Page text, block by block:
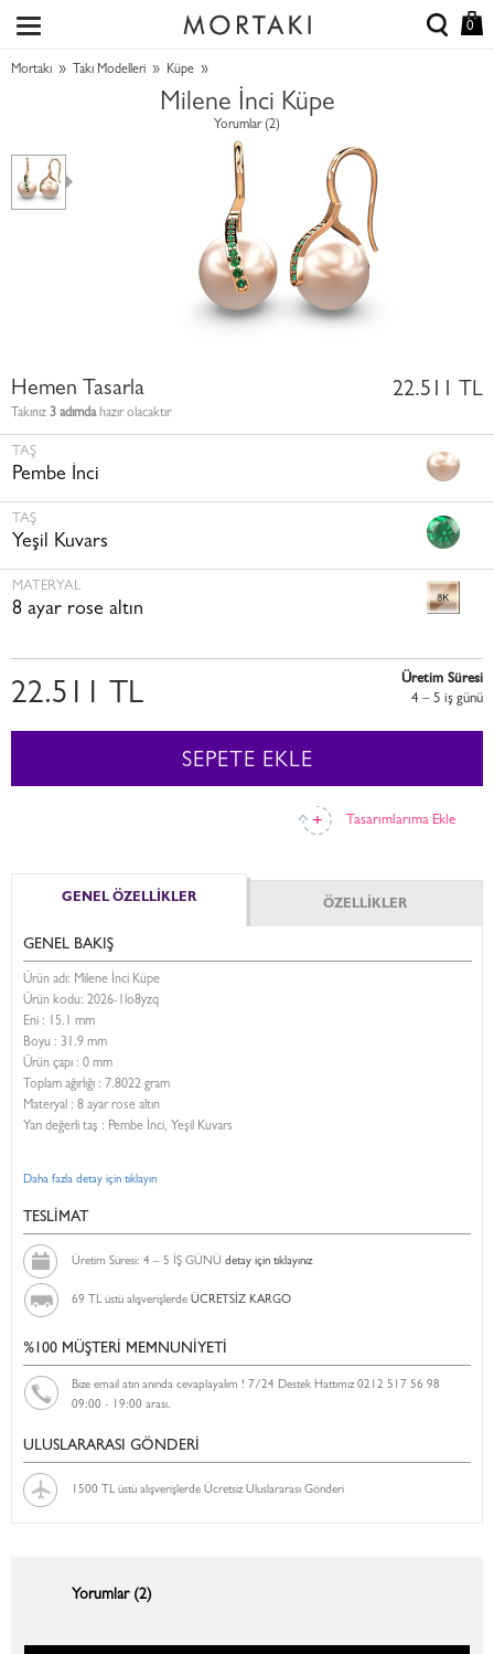
0
Mortakı » Takı Modelleri » Küpe »
Milene İnci Küpe
Yorumlar (2)
Hemen Tasarla
Takınız 3 adımdahazır olacaktır
22.511 TL
TAŞ
Pembe İnci
TAŞ
Yeşil Kuvars
MATERYAL
8 ayar rose altın
Tasarımlarıma Ekle
22.511 TL
Üretim Süresi
4 – 5 i̇ş günü
SEPETE EKLE
GENEL ÖZELLİKLER ÖZELLİKLER
GENEL BAKIŞ
Ürün adı: Milene İnci Küpe
Ürün kodu: 2026-1lo8yzq
Eni : 15.1 mm
Boyu : 31.9 mm
Ürün çapı : 0 mm
Toplam ağırlığı : 7.8022 gram
Materyal : 8 ayar rose altın
Yarı değerli taş : Pembe İnci, Yeşil Kuvars
Daha fazla detay için tıklayın
TESLİMAT
Üretim Süresi: 4 – 5 İŞ GÜNÜ detay için tıklayınız
69 TL üstü alışverişlerde ÜCRETSİZ KARGO
%100 MÜŞTERİ MEMNUNİYETİ
Bize email atın anında cevaplayalım ! 7/24 Destek Hattımız 0212 517 56 98
09:00 - 19:00 arası.
ULUSLARARASI GÖNDERİ
1500 TL üstü alışverişlerde Ücretsiz Uluslararası Gönderi
Yorumlar (2)